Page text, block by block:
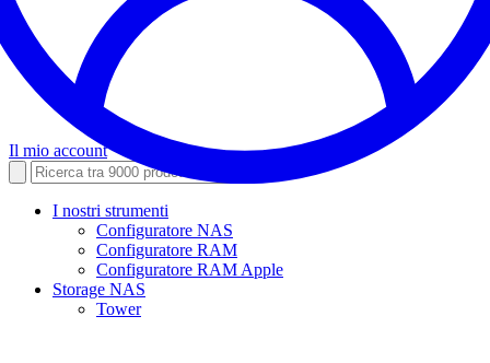
Il mio account
I nostri strumenti
Configuratore NAS
Configuratore RAM
Configuratore RAM Apple
Storage NAS
Tower